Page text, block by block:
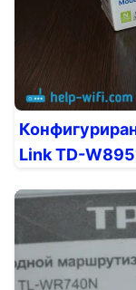
Link TD-